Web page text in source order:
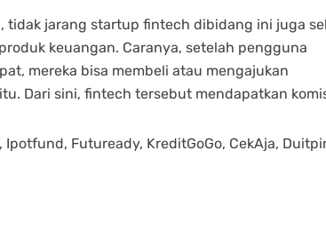
tidak jarang startup fintech dibidang ini juga
keuangan. Caranya, setelah pengguna
mereka bisa membeli atau mengajukan
Dari sini, fintech tersebut mendapatkan
Futuready, KreditGoGo, CekAja,